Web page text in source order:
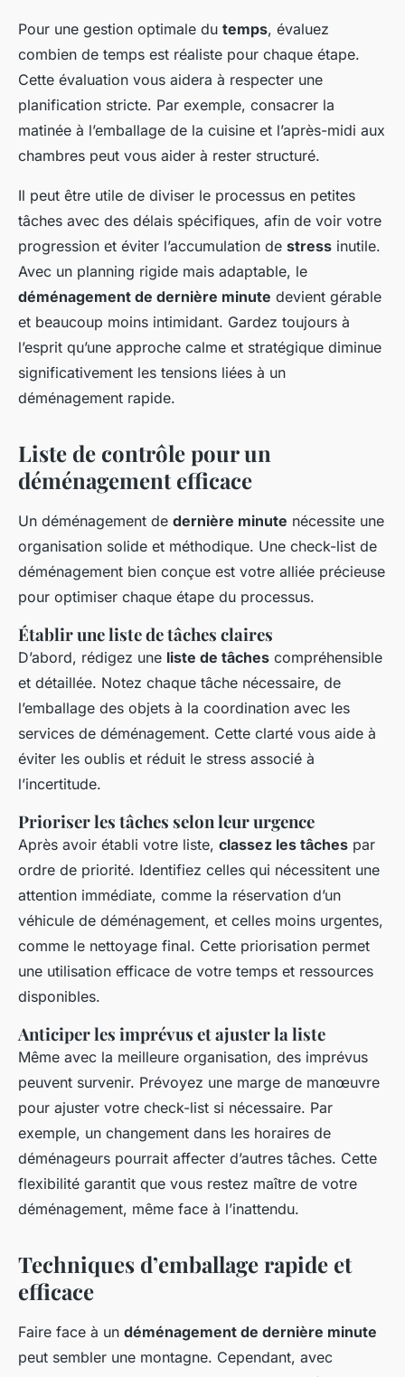
Pour une gestion optimale du temps, évaluez
combien de temps est réaliste pour chaque étape.
Cette évaluation vous aidera à respecter une
planification stricte. Par exemple, consacrer la
matinée à l’emballage de la cuisine et l’après-midi aux
chambres peut vous aider à rester structuré.
Il peut être utile de diviser le processus en petites
tâches avec des délais spécifiques, afin de voir votre
progression et éviter l’accumulation de stress inutile.
Avec un planning rigide mais adaptable, le
déménagement de dernière minute devient gérable
et beaucoup moins intimidant. Gardez toujours à
l’esprit qu’une approche calme et stratégique diminue
significativement les tensions liées à un
déménagement rapide.
Liste de contrôle pour un
déménagement efficace
Un déménagement de dernière minute nécessite une
organisation solide et méthodique. Une check-list de
déménagement bien conçue est votre alliée précieuse
pour optimiser chaque étape du processus.
Établir une liste de tâches claires
D’abord, rédigez une liste de tâches compréhensible
et détaillée. Notez chaque tâche nécessaire, de
l’emballage des objets à la coordination avec les
services de déménagement. Cette clarté vous aide à
éviter les oublis et réduit le stress associé à
l’incertitude.
Prioriser les tâches selon leur urgence
Après avoir établi votre liste, classez les tâches par
ordre de priorité. Identifiez celles qui nécessitent une
attention immédiate, comme la réservation d’un
véhicule de déménagement, et celles moins urgentes,
comme le nettoyage final. Cette priorisation permet
une utilisation efficace de votre temps et ressources
disponibles.
Anticiper les imprévus et ajuster la liste
Même avec la meilleure organisation, des imprévus
peuvent survenir. Prévoyez une marge de manœuvre
pour ajuster votre check-list si nécessaire. Par
exemple, un changement dans les horaires de
déménageurs pourrait affecter d’autres tâches. Cette
flexibilité garantit que vous restez maître de votre
déménagement, même face à l’inattendu.
Techniques d’emballage rapide et
efficace
Faire face à un déménagement de dernière minute
peut sembler une montagne. Cependant, avec